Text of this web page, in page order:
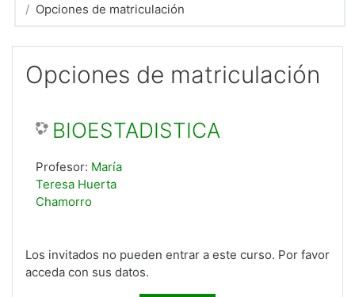
Opciones de matriculación
Opciones de matriculación
BIOESTADISTICA
Profesor: María
Teresa Huerta
Chamorro
Los invitados no pueden entrar a este curso. Por favor
acceda con sus datos.